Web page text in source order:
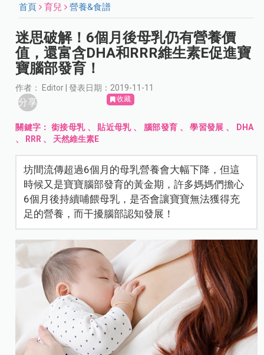
首頁 育兒 營養&食譜
迷思破解！6個月後母乳仍有營養價
值，還富含DHA和RRR維生素E促進寶
寶腦部發育！
作者： Editor | 發表日期：2019-11-11
分享 收藏
關鍵字： 銜接母乳、 貼近母乳、 腦部發育 、學習發展 、 DHA
、 RRR 、 天然維生素E
坊間流傳超過6個月的母乳營養會大幅下降，但這
時候又是寶寶腦部發育的黃金期，許多媽媽們擔心
6個月後持續哺餵母乳，是否會讓寶寶無法獲得充
足的營養，而干擾腦部認知發展！